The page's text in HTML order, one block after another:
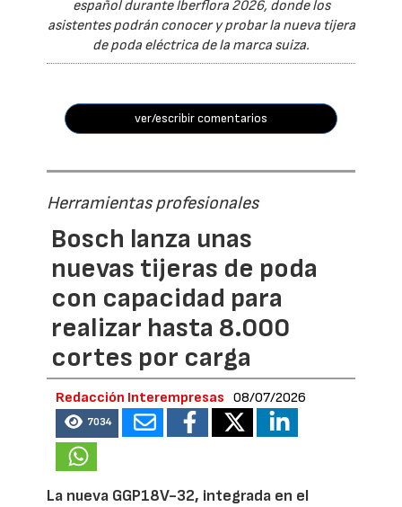
español durante Iberflora 2026, donde los
asistentes podrán conocer y probar la nueva tijera
de poda eléctrica de la marca suiza.
ver/escribir comentarios
Herramientas profesionales
Bosch lanza unas
nuevas tijeras de poda
con capacidad para
realizar hasta 8.000
cortes por carga
Redacción Interempresas 08/07/2026
7034
La nueva GGP18V-32, integrada en el